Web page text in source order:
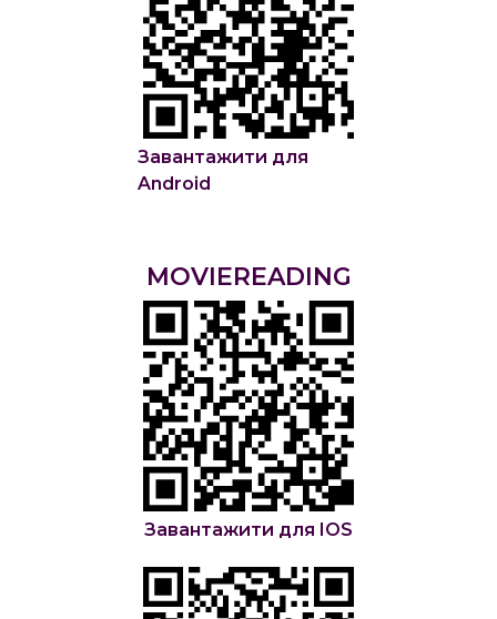
Завантажити для
Android
MOVIEREADING
Завантажити для IOS